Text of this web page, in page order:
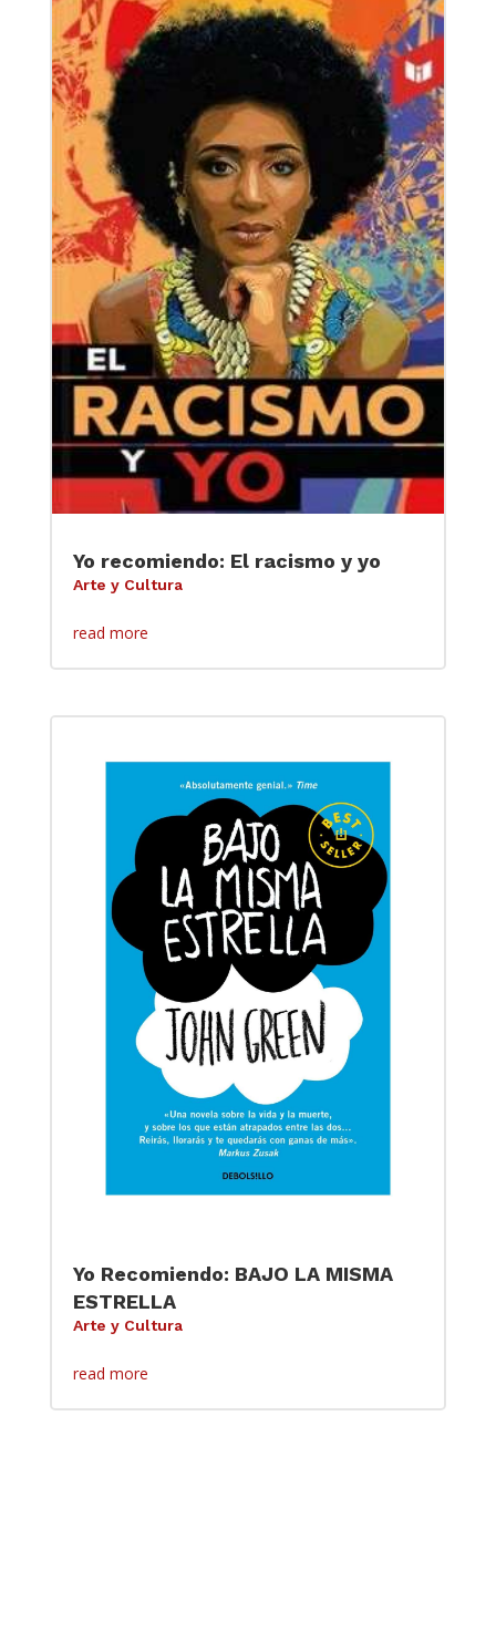
Yo recomiendo: El racismo y yo
Arte y Cultura
read more
Yo Recomiendo: BAJO LA MISMA
ESTRELLA
Arte y Cultura
read more